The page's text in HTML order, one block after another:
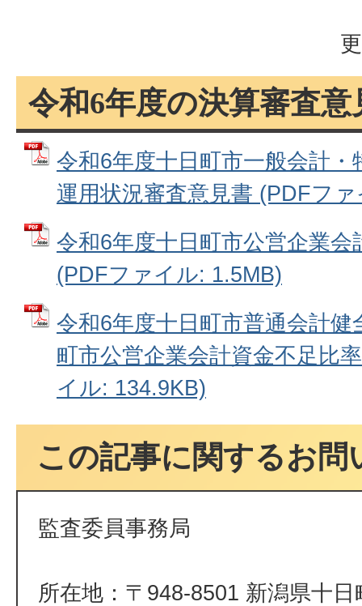
令和6年度の決算審査意
令和6年度十日町市一般会計
運用状況審査意見書 (PDFフ
令和6年度十日町市公営企業会
(PDFファイル: 1.5MB)
令和6年度十日町市普通会計
町市公営企業会計資金不足比
イル: 134.9KB)
この記事に関するお問
監査委員事務局
所在地：〒948-8501 新潟県十